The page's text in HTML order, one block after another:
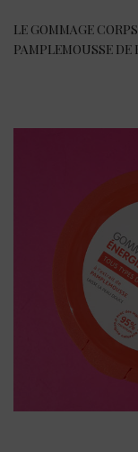
LE GOMMAGE
PAMPLEMOUSSE DE